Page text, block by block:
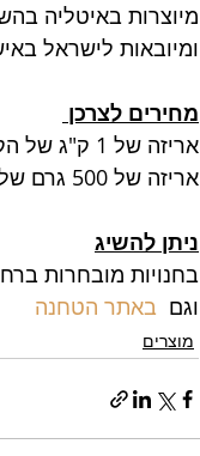
מיוצרות באיטליה
ומיובאות לישראל
מחירים לצרכן
אריזה של 1 ק"ג של הקמח הגרמני: 10 ₪ .
אריזה של 500 גרם של תערובת מולינו: כ- 17 ₪
ניתן להשיג
בחנויות מובחרות
וגם באתר הטחנה
מוצרים